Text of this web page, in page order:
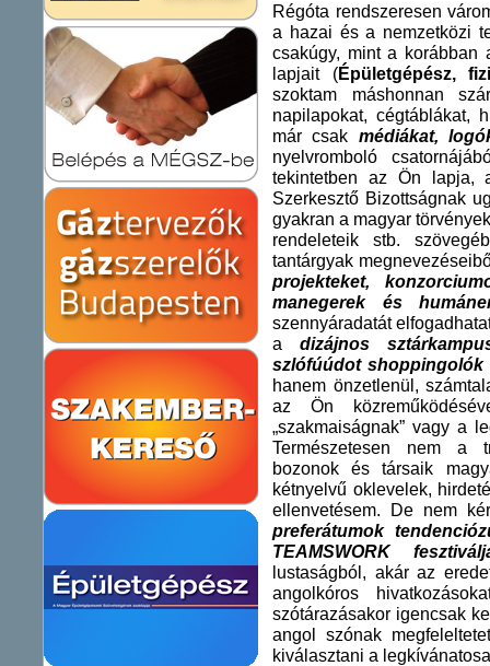
Régóta rendszeresen
a hazai és a nemzetközi
csakúgy, mint a korábban
lapjait (Épületgépész,
szoktam máshonnan
napilapokat, cégtáblákat,
már csak médiákat,
nyelvromboló
tekintetben az Ön
Szerkesztő Bizottságnak
gyakran a magyar
rendeleteik stb.
tantárgyak
projekteket,
manegerek és
szennyáradatát
a dizájnos
szlófúúdot shoppingolók
hanem önzetlenül,
az Ön
„szakmaiságnak” vagy a
Természetesen nem a
bozonok és társaik
kétnyelvű oklevelek,
ellenvetésem. De nem
preferátumok
TEAMSWORK
lustaságból, akár az
angolkóros
szótárazásakor igencsak
angol szónak
kiválasztani a